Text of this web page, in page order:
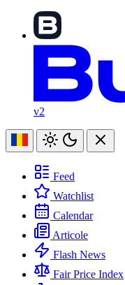
v2
Feed
Watchlist
Calendar
Articole
Flash News
Fair Price Index